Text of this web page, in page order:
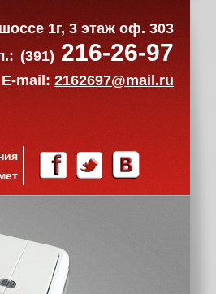
1г, 3 этаж оф. 303
(391)216-26-97
E-mail: 2162697@mail.ru